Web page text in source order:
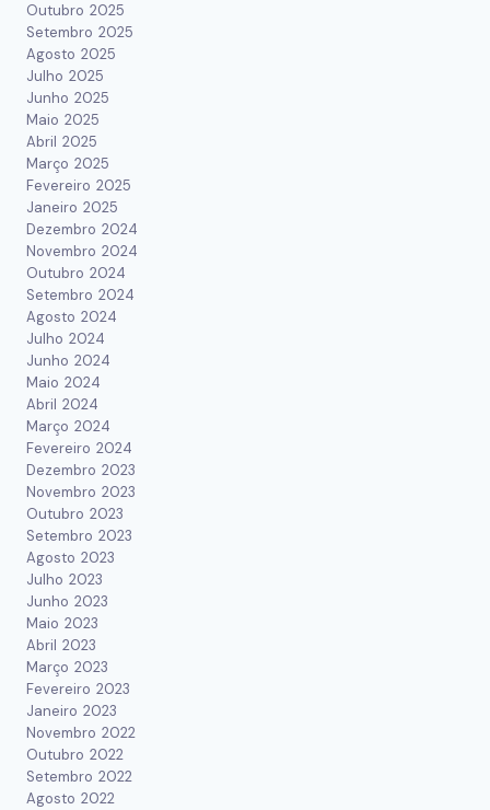
Outubro 2025
Setembro 2025
Agosto 2025
Julho 2025
Junho 2025
Maio 2025
Abril 2025
Março 2025
Fevereiro 2025
Janeiro 2025
Dezembro 2024
Novembro 2024
Outubro 2024
Setembro 2024
Agosto 2024
Julho 2024
Junho 2024
Maio 2024
Abril 2024
Março 2024
Fevereiro 2024
Dezembro 2023
Novembro 2023
Outubro 2023
Setembro 2023
Agosto 2023
Julho 2023
Junho 2023
Maio 2023
Abril 2023
Março 2023
Fevereiro 2023
Janeiro 2023
Novembro 2022
Outubro 2022
Setembro 2022
Agosto 2022